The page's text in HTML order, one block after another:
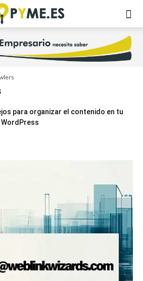
para organizar el contenido en tu
WordPress